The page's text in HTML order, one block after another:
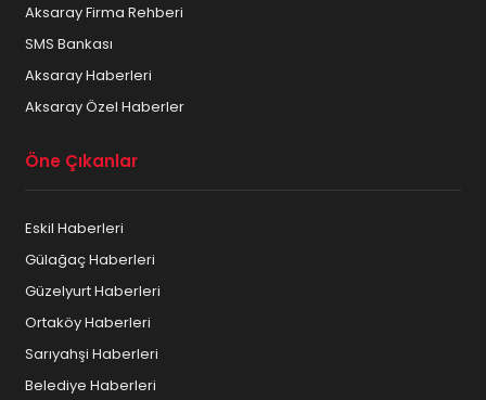
Aksaray Firma Rehberi
SMS Bankası
Aksaray Haberleri
Aksaray Özel Haberler
Öne Çıkanlar
Eskil Haberleri
Gülağaç Haberleri
Güzelyurt Haberleri
Ortaköy Haberleri
Sarıyahşi Haberleri
Belediye Haberleri